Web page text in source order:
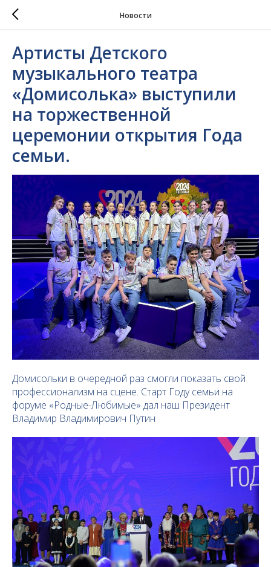
Новости
Артисты Детского
музыкального театра
«Домисолька» выступили
на торжественной
церемонии открытия Года
семьи.
Домисольки в очередной раз смогли показать свой
профессионализм на сцене. Старт Году семьи на
форуме «Родные-Любимые» дал наш Президент
Владимир Владимирович Путин